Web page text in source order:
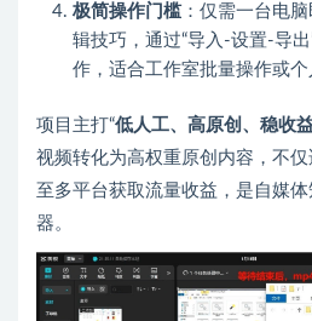
极简操作门槛：仅需一台电
辑技巧，通过“导入-设置-导
作，适合工作室批量操作或个
项目主打“低人工、高原创、稳收
视频转化为高权重原创内容，不
至多平台获取流量收益，是自媒
器。